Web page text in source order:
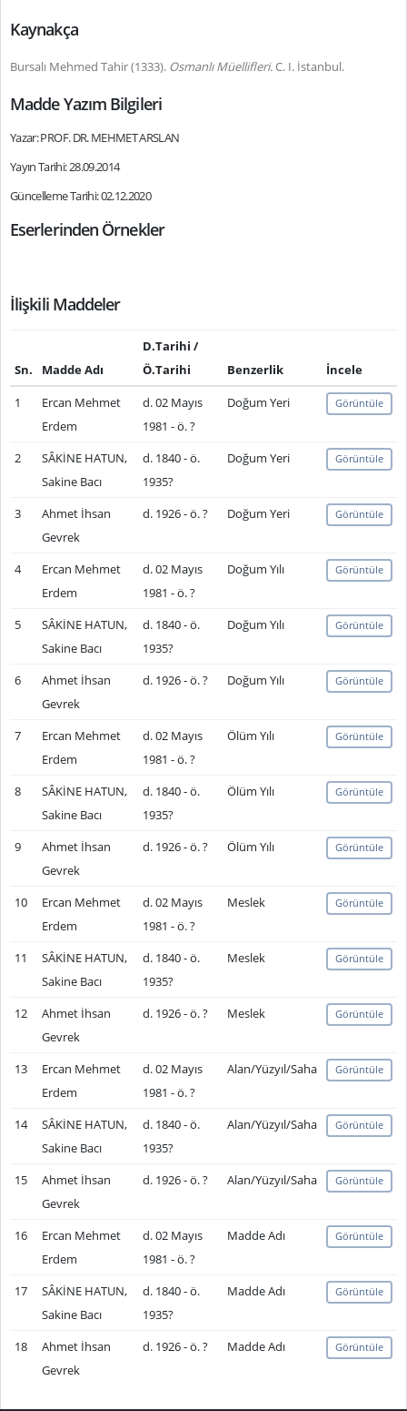
Kaynakça
Bursalı Mehmed Tahir (1333). Osmanlı Müellifleri.C. I. İstanbul.
Madde Yazım Bilgileri
Yazar: PROF. DR. MEHMET ARSLAN
Yayın Tarihi: 28.09.2014
Güncelleme Tarihi: 02.12.2020
Eserlerinden Örnekler
İlişkili Maddeler
Sn. Madde Adı
D.Tarihi /
Ö.Tarihi
Benzerlik
İncele
1
Ercan Mehmet
Erdem
d. 02 Mayıs
1981 - ö. ?
Doğum Yeri Görüntüle
2
SÂKİNE HATUN,
Sakine Bacı
d. 1840 - ö.
1935?
Doğum Yeri Görüntüle
3
Ahmet İhsan
Gevrek
d. 1926 - ö. ? Doğum Yeri Görüntüle
4
Ercan Mehmet
Erdem
d. 02 Mayıs
1981 - ö. ?
Doğum Yılı Görüntüle
5
SÂKİNE HATUN,
Sakine Bacı
d. 1840 - ö.
1935?
Doğum Yılı Görüntüle
6
Ahmet İhsan
Gevrek
d. 1926 - ö. ? Doğum Yılı Görüntüle
7
Ercan Mehmet
Erdem
d. 02 Mayıs
1981 - ö. ?
Ölüm Yılı Görüntüle
8
SÂKİNE HATUN,
Sakine Bacı
d. 1840 - ö.
1935?
Ölüm Yılı Görüntüle
9
Ahmet İhsan
Gevrek
d. 1926 - ö. ? Ölüm Yılı Görüntüle
10
Ercan Mehmet
Erdem
d. 02 Mayıs
1981 - ö. ?
Meslek Görüntüle
11
SÂKİNE HATUN,
Sakine Bacı
d. 1840 - ö.
1935?
Meslek Görüntüle
12
Ahmet İhsan
Gevrek
d. 1926 - ö. ? Meslek Görüntüle
13
Ercan Mehmet
Erdem
d. 02 Mayıs
1981 - ö. ?
Alan/Yüzyıl/Saha Görüntüle
14
SÂKİNE HATUN,
Sakine Bacı
d. 1840 - ö.
1935?
Alan/Yüzyıl/Saha Görüntüle
15
Ahmet İhsan
Gevrek
d. 1926 - ö. ? Alan/Yüzyıl/Saha Görüntüle
16
Ercan Mehmet
Erdem
d. 02 Mayıs
1981 - ö. ?
Madde Adı Görüntüle
17
SÂKİNE HATUN,
Sakine Bacı
d. 1840 - ö.
1935?
Madde Adı Görüntüle
18
Ahmet İhsan
Gevrek
d. 1926 - ö. ? Madde Adı Görüntüle